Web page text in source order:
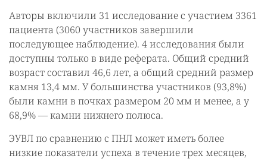
Авторы включили 31 исследование с участием 3361
пациента (3060 участников завершили
последующее наблюдение). 4 исследования были
доступны только в виде реферата. Общий средний
возраст составил 46,6 лет, а общий средний размер
камня 13,4 мм. У большинства участников (93,8%)
были камни в почках размером 20 мм и менее, а у
68,9% — камни нижнего полюса.
ЭУВЛ по сравнению с ПНЛ может иметь более
низкие показатели успеха в течение трех месяцев,